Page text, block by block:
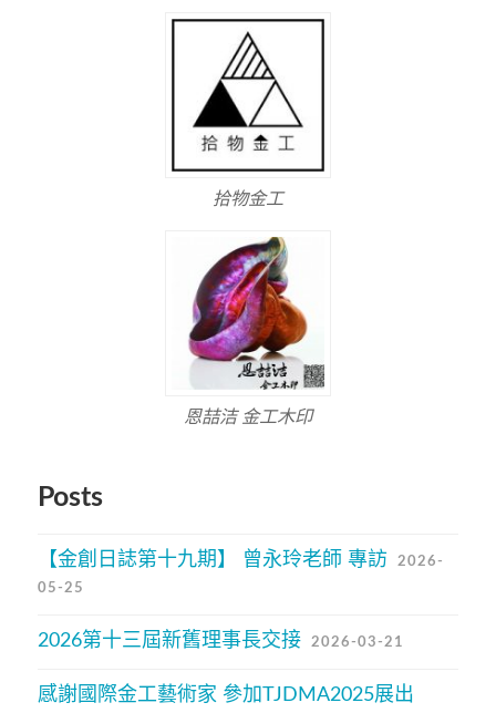
拾物金工
恩喆洁 金工木印
Posts
【金創日誌第十九期】 曾永玲老師 專訪
2026-
05-25
2026第十三屆新舊理事長交接 2026-03-21
感謝國際金工藝術家 參加TJDMA2025展出